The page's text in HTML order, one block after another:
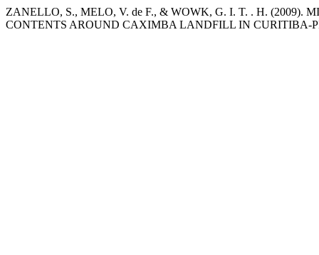
ZANELLO, S., MELO, V. de F., & WOWK, G. I. T. . H.
CONTENTS AROUND CAXIMBA LANDFILL IN CURITIBA-